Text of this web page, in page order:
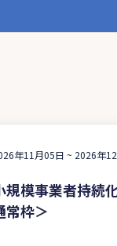
年11月05日 ~ 2026年
規模事業者持続
常枠＞